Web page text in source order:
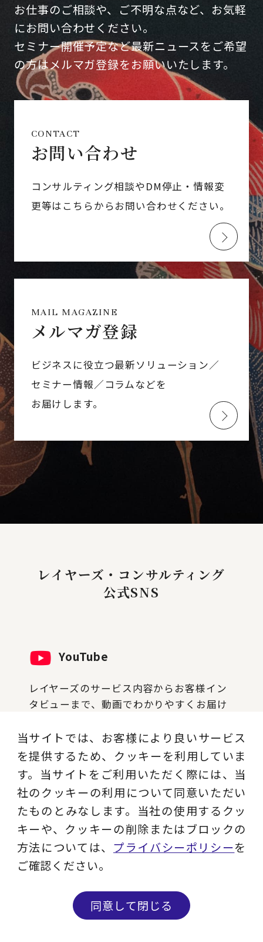
お仕事のご相談や、ご不明な点など、お気軽
にお問い合わせください。
セミナー開催予定など最新ニュースをご希望
の方はメルマガ登録をお願いいたします。
CONTACT
お問い合わせ
コンサルティング相談やDM停止・情報変
更等はこちらからお問い合わせください。
MAIL MAGAZINE
メルマガ登録
ビジネスに役立つ最新ソリューション／
セミナー情報／コラムなどを
お届けします。
レイヤーズ・コンサルティング
公式SNS
YouTube
レイヤーズのサービス内容からお客様イン
タビューまで、動画でわかりやすくお届け
チャンネルを見る
note
イベントレポート、社員のリアル、プロフ
ェッショナルによる業界動向や最新ソリュ
記事を読む
当サイトでは、お客様により良いサービス
を提供するため、クッキーを利用していま
す。当サイトをご利用いただく際には、当
社のクッキーの利用について同意いただい
たものとみなします。当社の使用するクッ
キーや、クッキーの削除またはブロックの
方法については、 プライバシーポリシーを
ご確認ください。
同意して閉じる